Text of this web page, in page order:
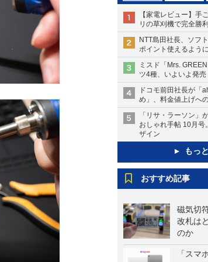
【家電レビュー】手
リの草刈機で完全勝
NTT島田社長、ソフ
ポイント使えるように
ミスド「Mrs.
ツ4種、いよいよ発売
ドコモ前田社長が「
め」、料金値上げへ
「リサ・ラーソン」
おしゃれ手帖 10月号
ザイン
もっ
おすすめ記事
磁気切
改札は
のか
「スマ